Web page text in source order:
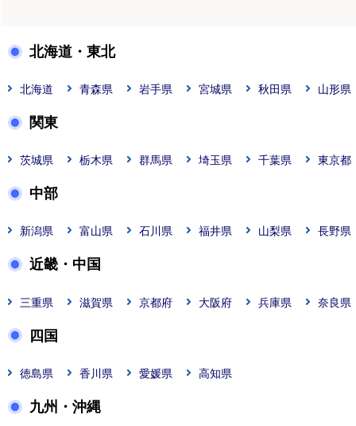
北海道・東北
北海道 青森県 岩手県 宮城県 秋田県 山形県
関東
茨城県 栃木県 群馬県 埼玉県 千葉県 東京都
中部
新潟県 富山県 石川県 福井県 山梨県 長野県
近畿・中国
三重県 滋賀県 京都府 大阪府 兵庫県 奈良県
四国
徳島県 香川県 愛媛県 高知県
九州・沖縄